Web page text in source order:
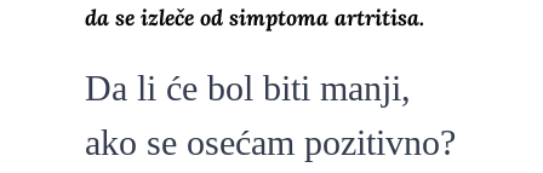
da se izleče od simptoma artritisa.
Da li će bol biti manji,
ako se osećam pozitivno?